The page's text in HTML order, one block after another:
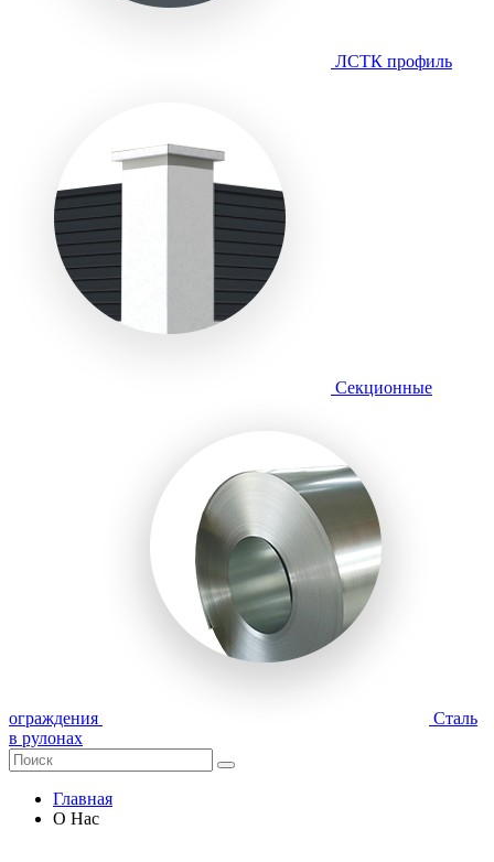
ЛСТК профиль
Секционные
ограждения
Сталь
в рулонах
Главная
О Нас